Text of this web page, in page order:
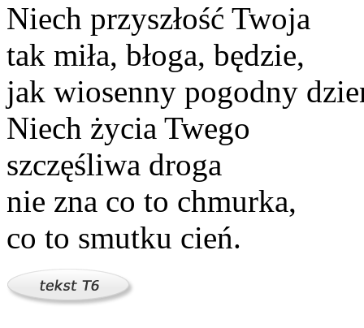
Niech przyszłość Twoja
tak miła, błoga, będzie,
jak wiosenny pogodny
Niech życia Twego
szczęśliwa droga
nie zna co to chmurka,
co to smutku cień.